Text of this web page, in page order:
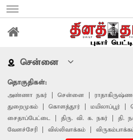
சென்னை
தொகுதிகள்:
அண்ணா நகர் சென்னை
துறைமுகம்
கொளத்தூர் மயிலாப்பூர்
சைதாப்பேட்டை
திரு. வி. க. நகர் தி.
வேளச்சேரி
வில்லிவாக்கம்